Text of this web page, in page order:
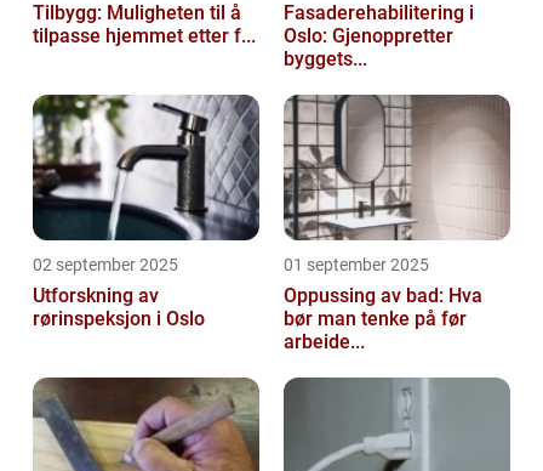
Tilbygg: Muligheten til å
tilpasse hjemmet etter f...
Fasaderehabilitering i
Oslo: Gjenoppretter
byggets...
02 september 2025
Utforskning av
rørinspeksjon i Oslo
01 september 2025
Oppussing av bad: Hva
bør man tenke på før
arbeide...